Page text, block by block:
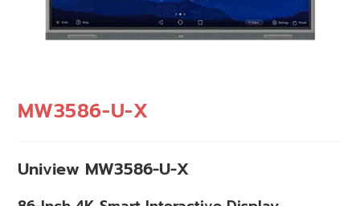
MW3586-U-X
Uniview MW3586-U-X